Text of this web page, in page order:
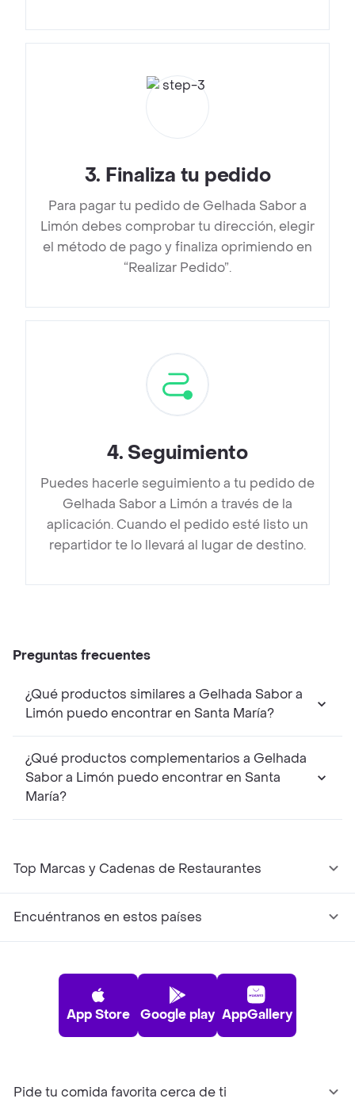
3. Finaliza tu pedido
Para pagar tu pedido de Gelhada Sabor a
Limón debes comprobar tu dirección, elegir
el método de pago y finaliza oprimiendo en
“Realizar Pedido”.
4. Seguimiento
Puedes hacerle seguimiento a tu pedido de
Gelhada Sabor a Limón a través de la
aplicación. Cuando el pedido esté listo un
repartidor te lo llevará al lugar de destino.
Preguntas frecuentes
¿Qué productos similares a Gelhada Sabor a
Limón puedo encontrar en Santa María?
¿Qué productos complementarios a Gelhada
Sabor a Limón puedo encontrar en Santa
María?
Top Marcas y Cadenas de Restaurantes
Encuéntranos en estos países
App Store Google play AppGallery
Pide tu comida favorita cerca de ti